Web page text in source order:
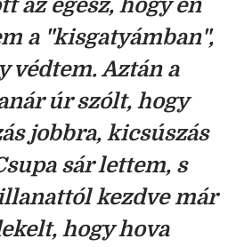
az egész, hogy én
a "kisgatyámban",
védtem. Aztán a
úr szólt, hogy
jobbra, kicsúszás
sár lettem, s
kezdve már
hogy hova